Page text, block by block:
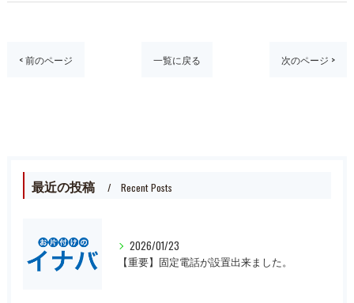
< 前のページ 一覧に戻る 次のページ >
最近の投稿 Recent Posts
2026/01/23
【重要】固定電話が設置出来ました。